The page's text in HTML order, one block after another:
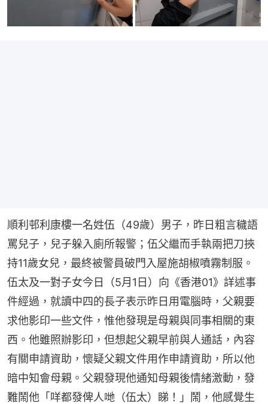
順利邨利康樓一名姓伍（49歲）男子，昨日粗言穢語
罵兒子，兒子躲入廁所報警；伍父繼而手執兩把刀挾
持11歲女兒，最終被警員破門入屋施胡椒噴霧制服。
伍太及一對子女今日（5月1日）向《香港01》詳述事
件經過，就讀中四的長子表示昨日用電腦時，父親要
求他影印一些文件，惟他發現是母親與同事相關的東
西。他雖照辦影印，但想起父親早前與人通話，內容
有關申請資助，懷疑父親文件用作申請資助，所以他
暗中知會母親。父親發現他通知母親後情緒激動，發
難鬧他「咩都發俾人哋（伍太）睇！」鬧，他感覺生